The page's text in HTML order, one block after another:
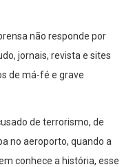
não responde por
jornais, revista e sites
de má-fé e grave
de terrorismo, de
no aeroporto, quando a
conhece a história, esse